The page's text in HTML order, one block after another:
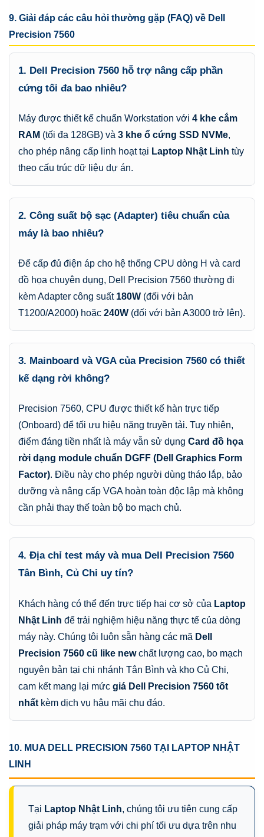
9. Giải đáp các câu hỏi thường gặp (FAQ) về Dell
Precision 7560
1. Dell Precision 7560 hỗ trợ nâng cấp phần
cứng tối đa bao nhiêu?
Máy được thiết kế chuẩn Workstation với 4 khe cắm
RAM (tối đa 128GB) và 3 khe ổ cứng SSD NVMe,
cho phép nâng cấp linh hoạt tại Laptop Nhật Linh tùy
theo cấu trúc dữ liệu dự án.
2. Công suất bộ sạc (Adapter) tiêu chuẩn của
máy là bao nhiêu?
Để cấp đủ điện áp cho hệ thống CPU dòng H và card
đồ họa chuyên dụng, Dell Precision 7560 thường đi
kèm Adapter công suất 180W (đối với bản
T1200/A2000) hoặc 240W (đối với bản A3000 trở lên).
3. Mainboard và VGA của Precision 7560 có thiết
kế dạng rời không?
Precision 7560, CPU được thiết kế hàn trực tiếp
(Onboard) để tối ưu hiệu năng truyền tải. Tuy nhiên,
điểm đáng tiền nhất là máy vẫn sử dụng Card đồ họa
rời dạng module chuẩn DGFF (Dell Graphics Form
Factor). Điều này cho phép người dùng tháo lắp, bảo
dưỡng và nâng cấp VGA hoàn toàn độc lập mà không
cần phải thay thế toàn bộ bo mạch chủ.
4. Địa chỉ test máy và mua Dell Precision 7560
Tân Bình, Củ Chi uy tín?
Khách hàng có thể đến trực tiếp hai cơ sở của Laptop
Nhật Linh để trải nghiệm hiệu năng thực tế của dòng
máy này. Chúng tôi luôn sẵn hàng các mã Dell
Precision 7560 cũ like newchất lượng cao, bo mạch
nguyên bản tại chi nhánh Tân Bình và kho Củ Chi,
cam kết mang lại mức giá Dell Precision 7560 tốt
nhất kèm dịch vụ hậu mãi chu đáo.
10. MUA DELL PRECISION 7560 TẠI LAPTOP NHẬT
LINH
Tại Laptop Nhật Linh, chúng tôi ưu tiên cung cấp
giải pháp máy trạm với chi phí tối ưu dựa trên nhu